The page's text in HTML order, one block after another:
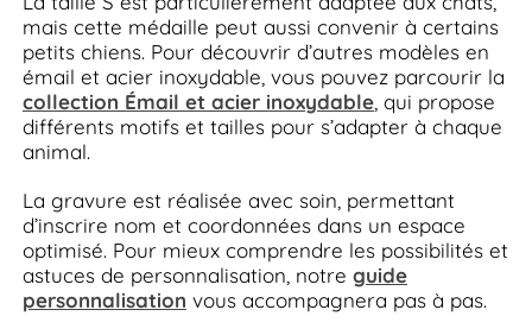
mais cette médaille peut aussi convenir à certains
petits chiens. Pour découvrir d’autres modèles en
émail et acier inoxydable, vous pouvez parcourir la
collection Émail et acier inoxydable, qui propose
différents motifs et tailles pour s’adapter à chaque
animal.
La gravure est réalisée avec soin, permettant
d’inscrire nom et coordonnées dans un espace
optimisé. Pour mieux comprendre les possibilités et
astuces de personnalisation, notre guide
personnalisation vous accompagnera pas à pas.